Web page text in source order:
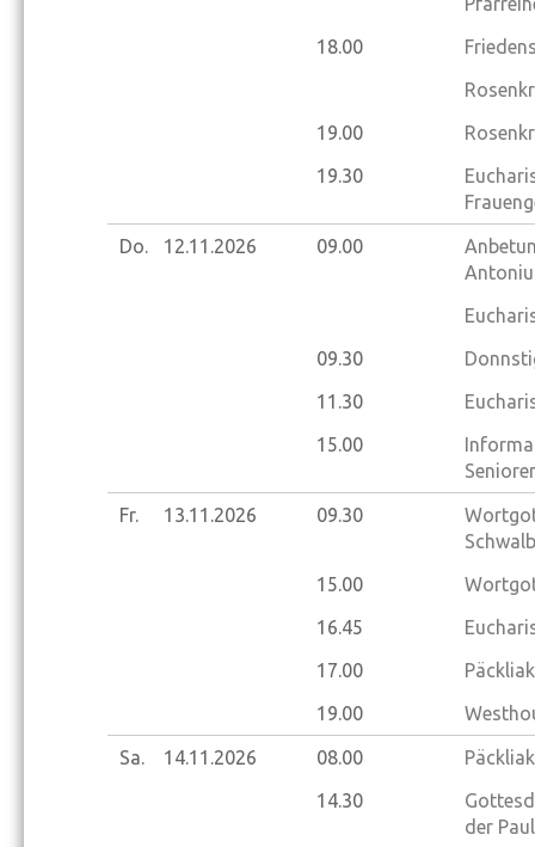
18.00
19.00
19.30
Do. 12.11.2026 09.00
09.30
11.30
15.00
Fr. 13.11.2026 09.30
15.00
16.45
17.00
19.00
Sa. 14.11.2026 08.00
14.30
der